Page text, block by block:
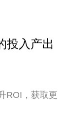
投入产出
ROI，获取更